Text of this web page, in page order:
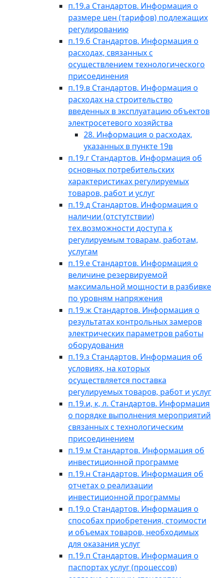
п.19.а Стандартов. Информация о
размере цен (тарифов) подлежащих
регулированию
п.19.б Стандартов. Информация о
расходах, связанных с
осуществлением технологического
присоединения
п.19.в Стандартов. Информация о
расходах на строительство
введенных в эксплуатацию объектов
электросетевого хозяйства
28. Информация о расходах,
указанных в пункте 19в
п.19.г Стандартов. Информация об
основных потребительских
характеристиках регулируемых
товаров, работ и услуг
п.19.д Стандартов. Информация о
наличии (отстутствии)
тех.возможности доступа к
регулируемым товарам, работам,
услугам
п.19.е Стандартов. Информация о
величине резервируемой
максимальной мощности в разбивке
по уровням напряжения
п.19.ж Стандартов. Информация о
результатах контрольных замеров
электрических параметров работы
оборудования
п.19.з Стандартов. Информация об
условиях, на которых
осуществляется поставка
регулируемых товаров, работ и услуг
п.19.и, к, л. Стандартов. Информация
о порядке выполнения мероприятий
связанных с технологическим
присоединением
п.19.м Стандартов. Информация об
инвестиционной программе
п.19.н Стандартов. Информация об
отчетах о реализации
инвестиционной программы
п.19.о Стандартов. Информация о
способах приобретения, стоимости
и объемах товаров, необходимых
для оказания услуг
п.19.п Стандартов. Информация о
паспортах услуг (процессов)